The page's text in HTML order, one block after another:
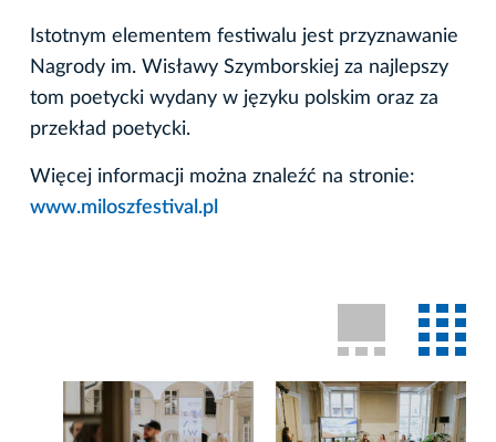
Istotnym elementem festiwalu jest przyznawanie
Nagrody im. Wisławy Szymborskiej za najlepszy
tom poetycki wydany w języku polskim oraz za
przekład poetycki.
Więcej informacji można znaleźć na stronie:
www.miloszfestival.pl